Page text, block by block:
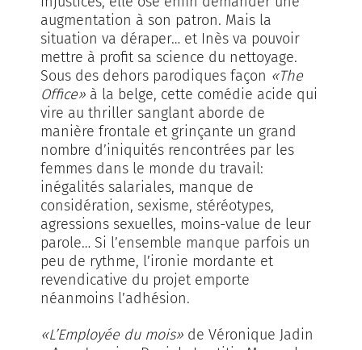
augmentation à son patron. Mais la
situation va déraper… et Inès va pouvoir
mettre à profit sa science du nettoyage.
Sous des dehors parodiques façon «The
Office» à la belge, cette comédie acide qui
vire au thriller sanglant aborde de
manière frontale et grinçante un grand
nombre d’iniquités rencontrées par les
femmes dans le monde du travail:
inégalités salariales, manque de
considération, sexisme, stéréotypes,
agressions sexuelles, moins-value de leur
parole… Si l’ensemble manque parfois un
peu de rythme, l’ironie mordante et
revendicative du projet emporte
néanmoins l’adhésion.
«L’Employée du mois» de Véronique Jadin